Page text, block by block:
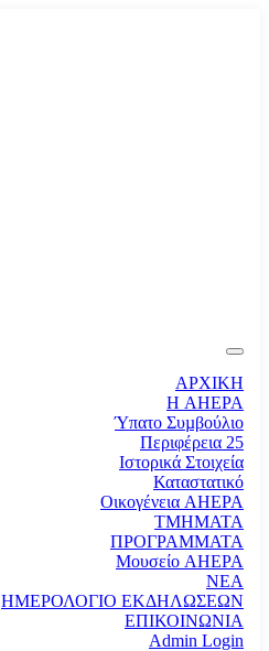
ΑΡΧΙΚΗ
Η AHEPA
Ύπατο Συµβούλιο
Περιφέρεια 25
Ιστορικά Στοιχεία
Καταστατικό
Οικογένεια AHEPA
ΤΜΗΜΑΤΑ
ΠΡΟΓΡΑΜΜΑΤΑ
Μουσείο AHEPA
ΝΕΑ
ΗΜΕΡΟΛΟΓΙΟ ΕΚΔΗΛΩΣΕΩΝ
ΕΠΙΚΟΙΝΩΝΙΑ
Admin Login